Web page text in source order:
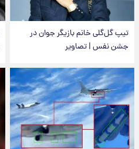
تیپ گل‌گلی خانم بازیگر جوان در
جشن نفس | تصاویر